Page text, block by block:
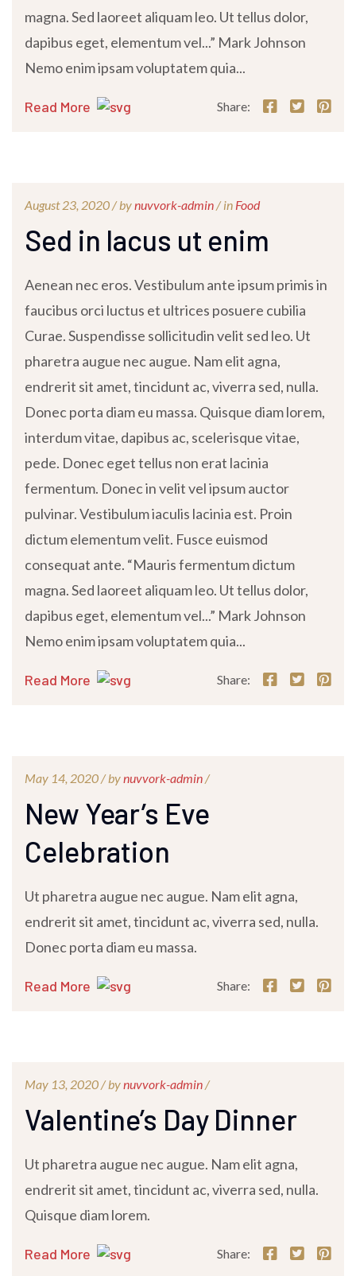
magna. Sed laoreet aliquam leo. Ut tellus dolor,
dapibus eget, elementum vel...” Mark Johnson
Nemo enim ipsam voluptatem quia...
Read More Share:
August 23, 2020 /bynuvvork-admin/ in Food
Sed in lacus ut enim
Aenean nec eros. Vestibulum ante ipsum primis in
faucibus orci luctus et ultrices posuere cubilia
Curae. Suspendisse sollicitudin velit sed leo. Ut
pharetra augue nec augue. Nam elit agna,
endrerit sit amet, tincidunt ac, viverra sed, nulla.
Donec porta diam eu massa. Quisque diam lorem,
interdum vitae, dapibus ac, scelerisque vitae,
pede. Donec eget tellus non erat lacinia
fermentum. Donec in velit vel ipsum auctor
pulvinar. Vestibulum iaculis lacinia est. Proin
dictum elementum velit. Fusce euismod
consequat ante. “Mauris fermentum dictum
magna. Sed laoreet aliquam leo. Ut tellus dolor,
dapibus eget, elementum vel...” Mark Johnson
Nemo enim ipsam voluptatem quia...
Read More Share:
May 14, 2020 /bynuvvork-admin/
New Year’s Eve
Celebration
Ut pharetra augue nec augue. Nam elit agna,
endrerit sit amet, tincidunt ac, viverra sed, nulla.
Donec porta diam eu massa.
Read More Share:
May 13, 2020 /bynuvvork-admin/
Valentine’s Day Dinner
Ut pharetra augue nec augue. Nam elit agna,
endrerit sit amet, tincidunt ac, viverra sed, nulla.
Quisque diam lorem.
Read More Share: